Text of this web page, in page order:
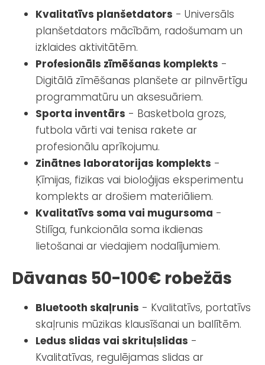
Kvalitatīvs planšetdators - Universāls
planšetdators mācībām, radošumam un
izklaides aktivitātēm.
Profesionāls zīmēšanas komplekts -
Digitālā zīmēšanas planšete ar pilnvērtīgu
programmatūru un aksesuāriem.
Sporta inventārs - Basketbola grozs,
futbola vārti vai tenisa rakete ar
profesionālu aprīkojumu.
Zinātnes laboratorijas komplekts -
Ķīmijas, fizikas vai bioloģijas eksperimentu
komplekts ar drošiem materiāliem.
Kvalitatīvs soma vai mugursoma -
Stilīga, funkcionāla soma ikdienas
lietošanai ar viedajiem nodalījumiem.
Dāvanas 50-100€ robežās
Bluetooth skaļrunis - Kvalitatīvs, portatīvs
skaļrunis mūzikas klausīšanai un ballītēm.
Ledus slidas vai skrituļslidas -
Kvalitatīvas, regulējamas slidas ar